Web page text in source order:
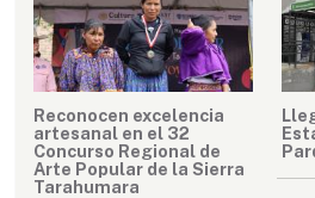
Reconocen excelencia
artesanal en el 32
Concurso Regional de
Arte Popular de la Sierra
Tarahumara